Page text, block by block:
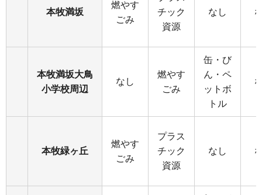
本牧満坂
燃やす
ごみ
チック
資源
なし
本牧満坂大鳥
小学校周辺
なし
燃やす
ごみ
缶・び
ん・ペ
ットボ
トル
本牧緑ヶ丘
燃やす
ごみ
プラス
チック
資源
なし